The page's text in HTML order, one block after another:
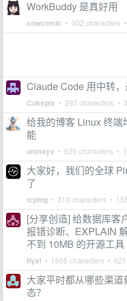
WorkBuddy 是真好用
cowcomic • 302 characters
Claude Code 用中转
Cokepix • 293 characters •
给我的博客 Linux 终
能
unmayx • 625 characters •
大家好，我们的全球
了
tcping • 313 characters •
[分享创造] 给数据库客
报错诊断、EXPLAIN
不到 10MB 的开源工具
flyxl • 1905 characters •
大家平时都从哪些渠
态？